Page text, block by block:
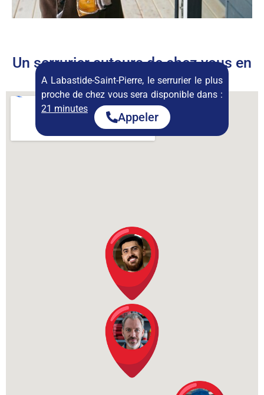
Un serrurier autours de chez vous en
permanence
A Labastide-Saint-Pierre, le serrurier le plus
proche de chez vous sera disponible dans :
21 minutes
Appeler